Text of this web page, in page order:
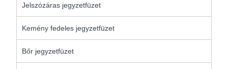
Jelszózáras jegyzetfüzet
Kemény fedeles jegyzetfüzet
Bőr jegyzetfüzet